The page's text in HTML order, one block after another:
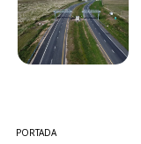
PORTADA